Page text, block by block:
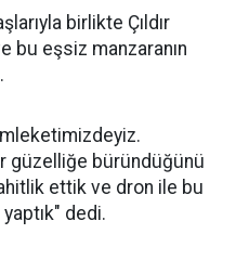
birlikte Çıldır
bu eşsiz manzaranın
güzelliğe büründüğünü
ettik ve dron ile bu
dedi.